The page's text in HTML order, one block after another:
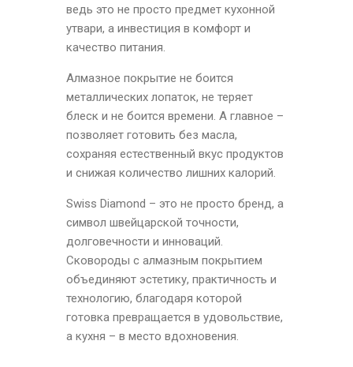
ведь это не просто предмет кухонной
утвари, а инвестиция в комфорт и
качество питания.
Алмазное покрытие не боится
металлических лопаток, не теряет
блеск и не боится времени. А главное –
позволяет готовить без масла,
сохраняя естественный вкус продуктов
и снижая количество лишних калорий.
Swiss Diamond – это не просто бренд, а
символ швейцарской точности,
долговечности и инноваций.
Сковороды с алмазным покрытием
объединяют эстетику, практичность и
технологию, благодаря которой
готовка превращается в удовольствие,
а кухня – в место вдохновения.